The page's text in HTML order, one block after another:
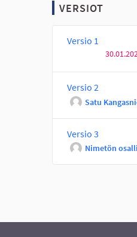
VERSIOT
Versio 1
Versio 2
Satu
Versio 3
Nimetön